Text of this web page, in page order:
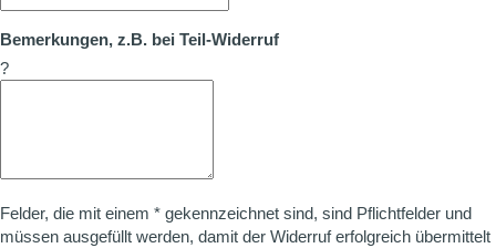
Bemerkungen, z.B. bei Teil-Widerruf
?
Felder, die mit einem * gekennzeichnet sind, sind Pflichtfelder und
müssen ausgefüllt werden, damit der Widerruf erfolgreich übermittelt